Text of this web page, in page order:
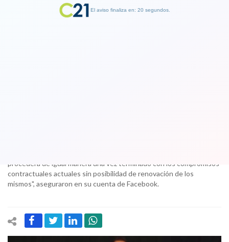
procederá de igual manera una vez terminado con los compromisos
contractuales actuales sin posibilidad de renovación de los
mismos", aseguraron en su cuenta de Facebook.
El aviso finaliza en: 19 segundos.